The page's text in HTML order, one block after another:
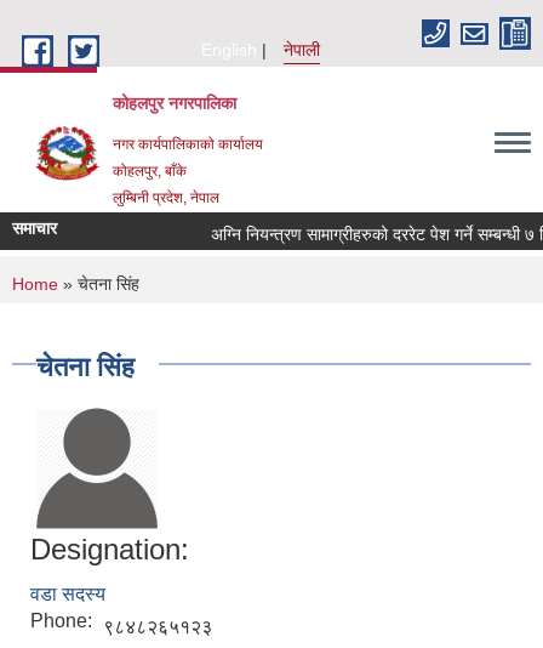
English
नेपाली
कोहलपुर नगरपालिका
नगर कार्यपालिकाको कार्यालय
कोहलपुर, बाँके
लुम्बिनी प्रदेश, नेपाल
समाचार
You are here
Home » चेतना सिंह
चेतना सिंह
Designation:
वडा सदस्य
Phone:
९८४८२६५१२३